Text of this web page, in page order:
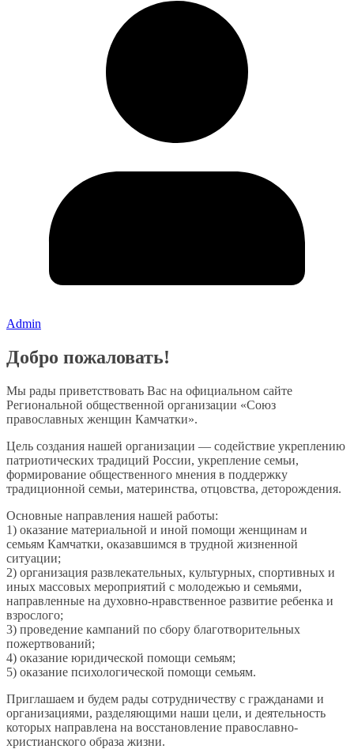
Admin
Добро пожаловать!
Мы рады приветствовать Вас на официальном сайте
Региональной общественной организации «Союз
православных женщин Камчатки».
Цель создания нашей организации — содействие укреплению
патриотических традиций России, укрепление семьи,
формирование общественного мнения в поддержку
традиционной семьи, материнства, отцовства, деторождения.
Основные направления нашей работы:
1) оказание материальной и иной помощи женщинам и
семьям Камчатки, оказавшимся в трудной жизненной
ситуации;
2) организация развлекательных, культурных, спортивных и
иных массовых мероприятий с молодежью и семьями,
направленные на духовно-нравственное развитие ребенка и
взрослого;
3) проведение кампаний по сбору благотворительных
пожертвований;
4) оказание юридической помощи семьям;
5) оказание психологической помощи семьям.
Приглашаем и будем рады сотрудничеству с гражданами и
организациями, разделяющими наши цели, и деятельность
которых направлена на восстановление православно-
христианского образа жизни.